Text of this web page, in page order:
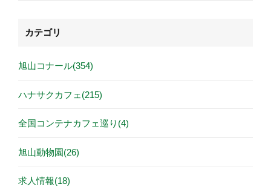
カテゴリ
旭山コナール(354)
ハナサクカフェ(215)
全国コンテナカフェ巡り(4)
旭山動物園(26)
求人情報(18)